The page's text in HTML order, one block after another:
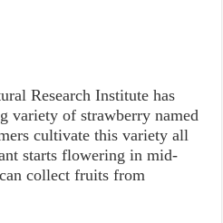
Research Institute has
variety of strawberry named
cultivate this variety all
starts flowering in mid-
collect fruits from